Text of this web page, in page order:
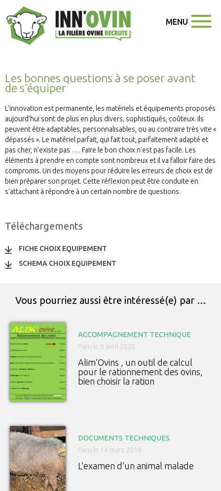
MENU
Les bonnes questions à se poser avant
de s’équiper
L’innovation est permanente, les matériels et équipements proposés
aujourd’hui sont de plus en plus divers, sophistiqués, coûteux. Ils
peuvent être adaptables, personnalisables, ou au contraire très vite «
dépassés ». Le matériel parfait, qui fait tout, parfaitement adapté et
pas cher, n’existe pas …. Faire le bon choix n’est pas facile. Les
éléments à prendre en compte sont nombreux et il va falloir faire des
compromis. Un des moyens pour réduire les erreurs de choix est de
bien préparer son projet. Cette réflexion peut être conduite en
s’attachant à répondre à un certain nombre de questions.
Téléchargements
FICHE CHOIX EQUIPEMENT
SCHEMA CHOIX EQUIPEMENT
Vous pourriez aussi être intéressé(e) par …
ACCOMPAGNEMENT TECHNIQUE
Paru le 6 avril 2020
Alim’Ovins , un outil de calcul
pour le rationnement des ovins,
bien choisir la ration
DOCUMENTS TECHNIQUES
Paru le 14 mars 2018
L’examen d’un animal malade